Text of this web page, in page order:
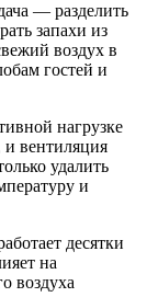
— разделить
запахи из
воздух в
гостей и
нагрузке
и вентиляция
удалить
и
десятки
на
воздуха